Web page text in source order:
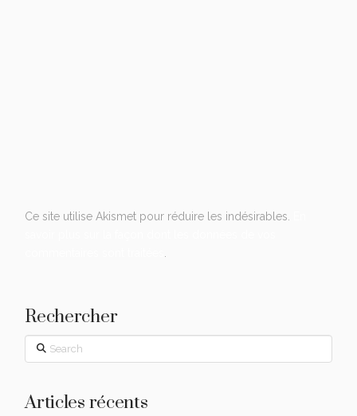
Ce site utilise Akismet pour réduire les indésirables.
Rechercher
Search
Articles récents